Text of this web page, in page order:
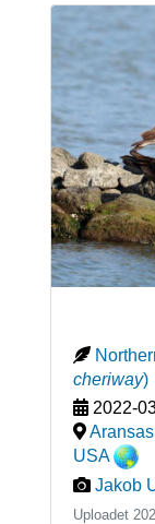
cheriway)
2022-
USA
Jakob
Uploadet